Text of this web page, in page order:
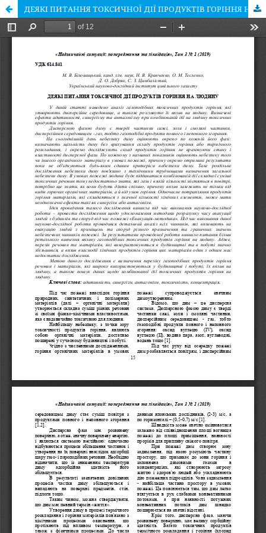
ДЕЯКІ ПИТАННЯ ТОКСИЧНОЇ ДІЇ ПРОДУКТІВ ГОРІННЯ НА ЛЮДИНУ